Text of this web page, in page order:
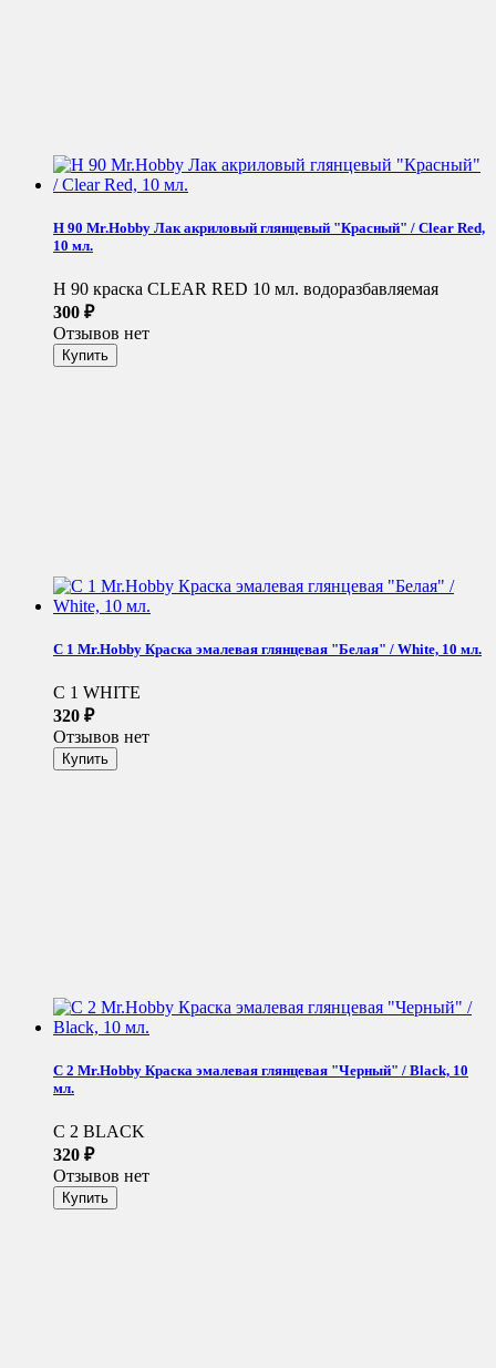
H 90 Mr.Hobby Лак акриловый глянцевый "Красный" / Clear Red,
10 мл.
H 90 краска CLEAR RED 10 мл. водоразбавляемая
300 ₽
Отзывов нет
C 1 Mr.Hobby Краска эмалевая глянцевая "Белая" / White, 10 мл.
C 1 WHITE
320 ₽
Отзывов нет
C 2 Mr.Hobby Краска эмалевая глянцевая "Черный" / Black, 10
мл.
C 2 BLACK
320 ₽
Отзывов нет